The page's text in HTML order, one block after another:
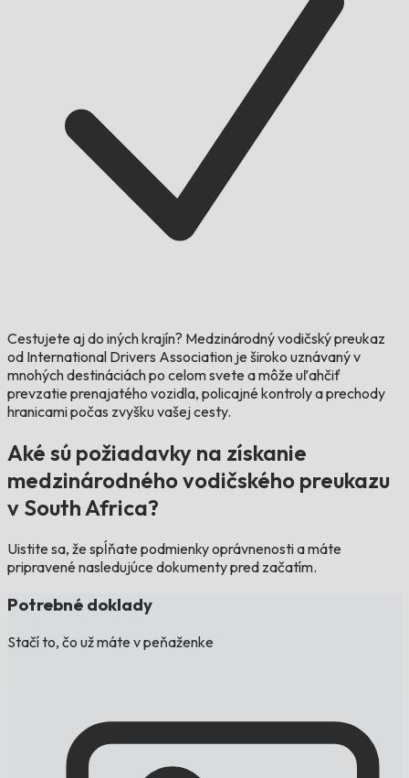
Cestujete aj do iných krajín? Medzinárodný vodičský preukaz
od International Drivers Association je široko uznávaný v
mnohých destináciách po celom svete a môže uľahčiť
prevzatie prenajatého vozidla, policajné kontroly a prechody
hranicami počas zvyšku vašej cesty.
Aké sú požiadavky na získanie
medzinárodného vodičského preukazu
v South Africa?
Uistite sa, že spĺňate podmienky oprávnenosti a máte
pripravené nasledujúce dokumenty pred začatím.
Potrebné doklady
Stačí to, čo už máte v peňaženke